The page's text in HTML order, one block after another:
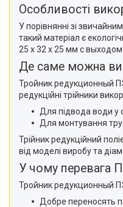
Особливості
У порівнянні зі
такий матеріал є
25 x 32 x 25 мм с
Де саме можна
Тройник редукционный
редукційні трійники
Для підвода води у
Для монтування
Трійник редукційний
від моделі виробу та
У чому перевага
Тройник редукционный
Добре переносять